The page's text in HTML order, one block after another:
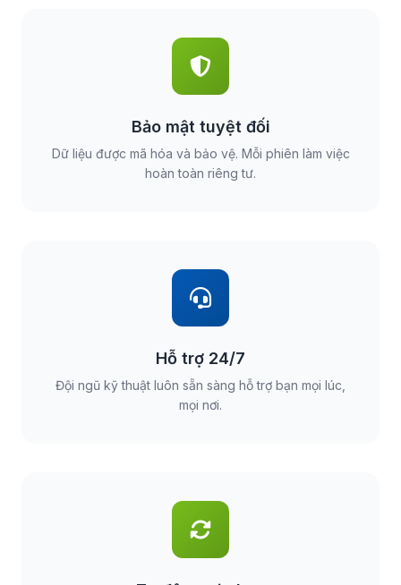
Bảo mật tuyệt đối
Dữ liệu được mã hóa và bảo vệ. Mỗi phiên làm việc
hoàn toàn riêng tư.
Hỗ trợ 24/7
Đội ngũ kỹ thuật luôn sẵn sàng hỗ trợ bạn mọi lúc,
mọi nơi.